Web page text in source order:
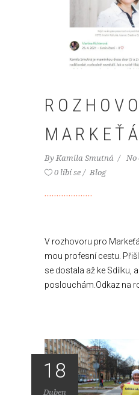
By Kamila Smutná
No
0 líbí se
Blog
V rozhovoru pro
mou profesní cestu.
se dostala až ke Sdílku,
poslouchám.Odkaz na
18
Duben